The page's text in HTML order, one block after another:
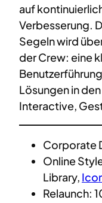
auf
Verbesserung.
Segeln wird
der Crew: eine
Lösungen in
Interactive,
Corporate
Online
Library,
Relaunch: